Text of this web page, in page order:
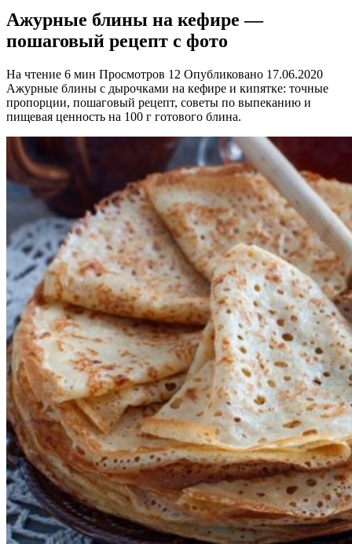
Ажурные блины на кефире —
пошаговый рецепт с фото
На чтение 6 мин Просмотров 12 Опубликовано 17.06.2020
Ажурные блины с дырочками на кефире и кипятке: точные
пропорции, пошаговый рецепт, советы по выпеканию и
пищевая ценность на 100 г готового блина.